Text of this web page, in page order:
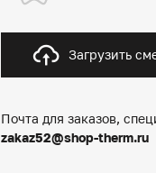
Загрузить
Почта для заказов,
zakaz52@shop-therm.ru